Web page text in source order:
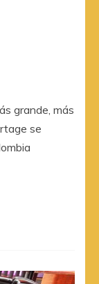
grande, más
se